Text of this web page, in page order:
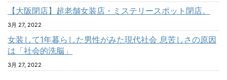
【大阪閉店】超老舗女装店・ミステリースポット閉店。
3月 27, 2022
女装して1年暮らした男性がみた現代社会 息苦しさの原因
は「社会的洗脳」
3月 27, 2022